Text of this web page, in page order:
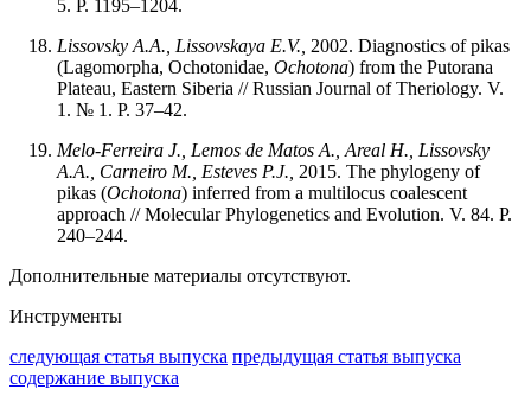
5. P. 1195–1204.
Lissovsky A.A., Lissovskaya E.V., 2002. Diagnostics of pikas
(Lagomorpha, Ochotonidae, Ochotona) from the Putorana
Plateau, Eastern Siberia // Russian Journal of Theriology. V.
1. № 1. P. 37–42.
Melo-Ferreira J., Lemos de Matos A., Areal H., Lissovsky
A.A., Carneiro M., Esteves P.J., 2015. The phylogeny of
pikas (Ochotona) inferred from a multilocus coalescent
approach // Molecular Phylogenetics and Evolution. V. 84. P.
240–244.
Дополнительные материалы отсутствуют.
Инструменты
следующая статья выпуска предыдущая статья выпуска
содержание выпуска